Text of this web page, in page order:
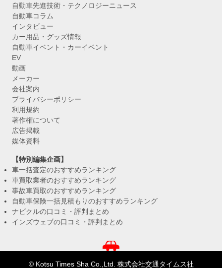
自動車先進技術・テクノロジーニュース
自動車コラム
インタビュー
カー用品・グッズ情報
自動車イベント・カーイベント
EV
動画
メーカー
会社案内
プライバシーポリシー
利用規約
著作権について
広告掲載
媒体資料
【特別編集企画】
車一括査定のおすすめランキング
車買取業者のおすすめランキング
事故車買取のおすすめランキング
自動車保険一括見積もりのおすすめランキング
ナビクルの口コミ・評判まとめ
インズウェブの口コミ・評判まとめ
© Kotsu Times Sha Co.,Ltd. 株式会社交通タイムス社